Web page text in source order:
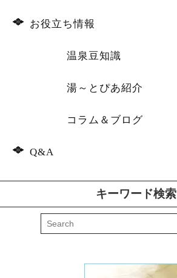
お役立ち情報
温泉豆知識
湯～とぴあ紹介
コラム＆ブログ
Q&A
キーワード検索